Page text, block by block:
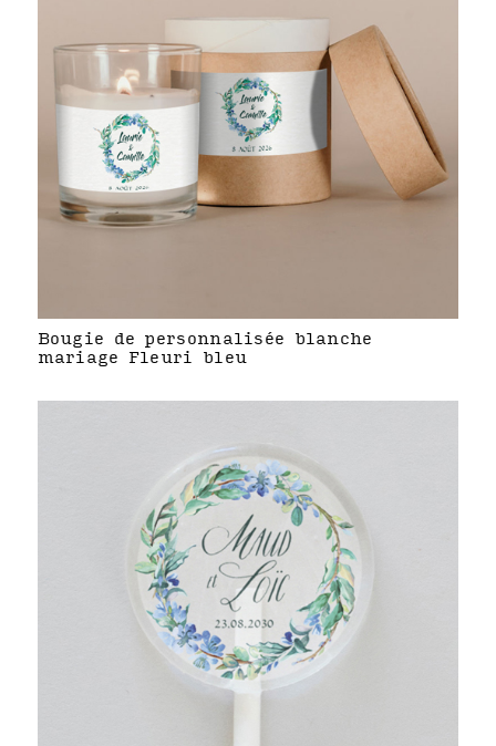
Bougie de personnalisée blanche
mariage Fleuri bleu